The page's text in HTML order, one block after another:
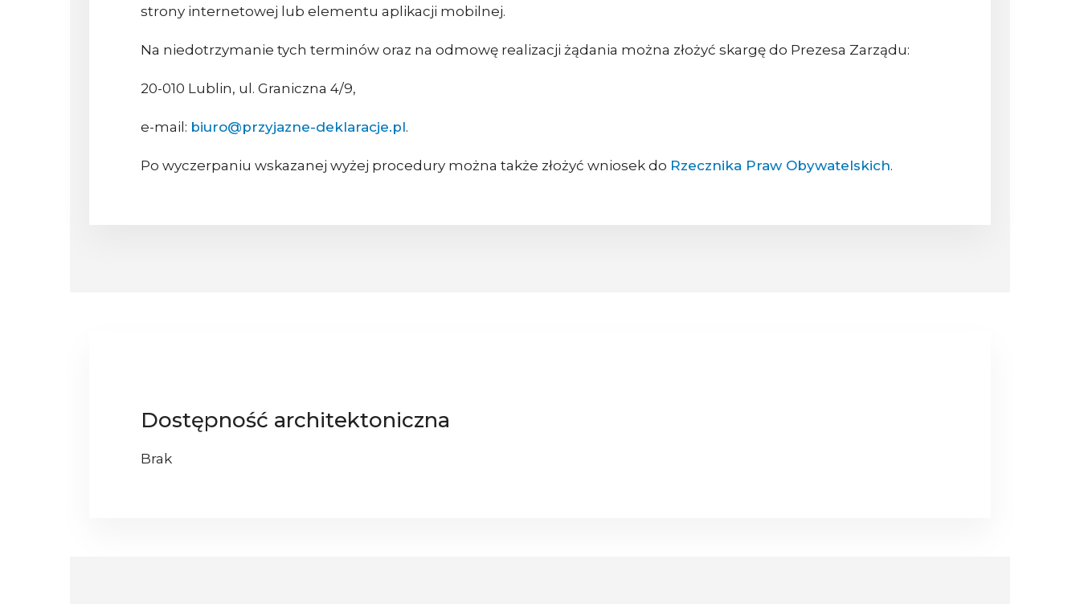
strony internetowej lub elementu aplikacji mobilnej.
Na niedotrzymanie tych terminów oraz na odmowę realizacji żądania można złożyć skargę do Prezesa Zarządu:
20-010 Lublin, ul. Graniczna 4/9,
e-mail: biuro@przyjazne-deklaracje.pl.
Po wyczerpaniu wskazanej wyżej procedury można także złożyć wniosek do Rzecznika Praw Obywatelskich.
Dostępność architektoniczna
Brak